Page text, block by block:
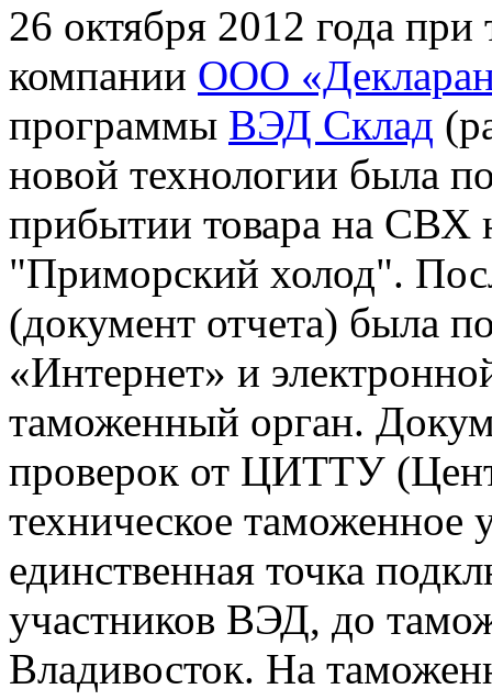
26 октября 2012 года при
компании ООО
программы ВЭД Склад
новой технологии была
прибытии товара на
"Приморский холод".
(документ отчета) была
«Интернет» и
таможенный орган.
проверок от ЦИТТУ
техническое таможенное
единственная точка
участников ВЭД, до
Владивосток. На